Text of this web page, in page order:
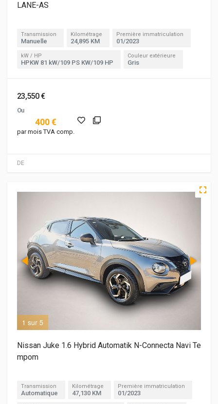
DE
LANE-AS
Transmission
Manuelle
Kilométrage
24,895 KM
Première immatriculation
01/2023
kW / HP
HPKW 81 kW/109 PS KW/109 HP
Couleur extérieure
Gris
23,550 €
Ou
400 €
par mois TVA comp.
1 sur 5
Nissan Juke 1.6 Hybrid Automatik N-Connecta Navi Te
mpom
Transmission
Automatique
Kilométrage
47,130 KM
Première immatriculation
01/2023